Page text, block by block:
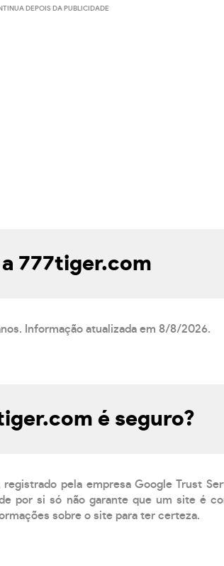
DEPOIS DA PUBLICIDADE
777tiger.com
Informação atualizada em 8/8/2026.
é seguro?
pela empresa Google Trust
por si só não garante que um site é
sobre o site para ter certeza.